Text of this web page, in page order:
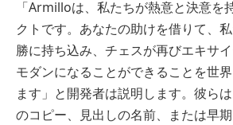
「Armilloは、私たちが熱意と決意を
クトです。あなたの助けを借りて、
勝に持ち込み、チェスが再びエキサ
モダンになることができることを世
ます」と開発者は説明します。彼ら
のコピー、見出しの名前、または早